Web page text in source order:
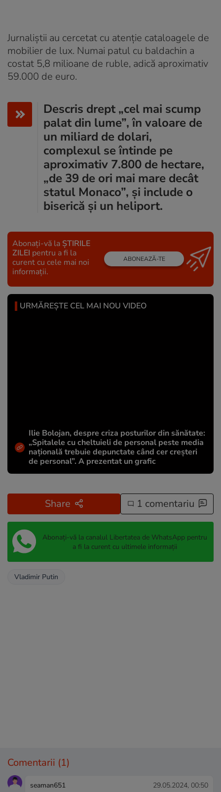
Jurnaliștii au cercetat cu atenție cataloagele de
mobilier de lux. Numai patul cu baldachin a
costat 5,8 milioane de ruble, adică aproximativ
59.000 de euro.
Descris drept „cel mai scump
palat din lume”, în valoare de
un miliard de dolari,
complexul se întinde pe
aproximativ 7.800 de hectare,
„de 39 de ori mai mare decât
statul Monaco”, și include o
biserică și un heliport.
Abonați-vă la ȘTIRILE
ZILEI pentru a fi la
curent cu cele mai noi
informații.
ABONEAZĂ-TE
URMĂREȘTE CEL MAI NOU VIDEO
Ilie Bolojan, despre criza posturilor din sănătate:
„Spitalele cu cheltuieli de personal peste media
națională trebuie depunctate când cer creșteri
de personal”. A prezentat un grafic
Share 1 comentariu
Abonați-vă la canalul Libertatea de WhatsApp pentru
a fi la curent cu ultimele informații
Vladimir Putin
Comentarii (1)
seaman651 29.05.2024, 00:50